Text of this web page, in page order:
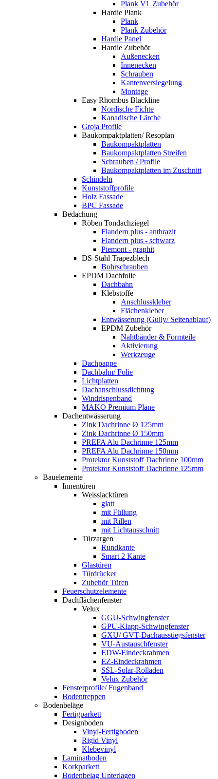
Plank VL Zubehör
Hardie Plank
Plank
Plank Zubehör
Hardie Panel
Hardie Zubehör
Außenecken
Innenecken
Schrauben
Kantenversiegelung
Montage
Easy Rhombus Blackline
Nordische Fichte
Kanadische Lärche
Groja Profile
Baukompaktplatten/ Resoplan
Baukompaktplatten
Baukompaktplatten Streifen
Schrauben / Profile
Baukompaktplatten im Zuschnitt
Schindeln
Kunststoffprofile
Holz Fassade
BPC Fassade
Bedachung
Röben Tondachziegel
Flandern plus - anthrazit
Flandern plus - schwarz
Piemont - graphit
DS-Stahl Trapezblech
Bohrschrauben
EPDM Dachfolie
Dachbahn
Klebstoffe
Anschlusskleber
Flächenkleber
Entwässerung (Gully/ Seitenablauf)
EPDM Zubehör
Nahtbänder & Formteile
Aktivierung
Werkzeuge
Dachpappe
Dachbahn/ Folie
Lichtplatten
Dachanschlussdichtung
Windrispenband
MAKO Premium Plane
Dachentwässerung
Zink Dachrinne Ø 125mm
Zink Dachrinne Ø 150mm
PREFA Alu Dachrinne 125mm
PREFA Alu Dachrinne 150mm
Protektor Kunststoff Dachrinne 100mm
Protektor Kunststoff Dachrinne 125mm
Bauelemente
Innentüren
Weisslacktüren
glatt
mit Füllung
mit Rillen
mit Lichtausschnitt
Türzargen
Rundkante
Smart 2 Kante
Glastüren
Türdrücker
Zubehör Türen
Feuerschutzelemente
Dachflächenfenster
Velux
GGU-Schwingfenster
GPU-Klapp-Schwingfenster
GXU/ GVT-Dachausstiegsfenster
VU-Austauschfenster
EDW-Eindeckrahmen
EZ-Eindeckrahmen
SSL-Solar-Rolladen
Velux Zubehör
Fensterprofile/ Fugenband
Bodentreppen
Bodenbeläge
Fertigparkett
Designboden
Vinyl-Fertigboden
Rigid Vinyl
Klebevinyl
Laminatboden
Korkparkett
Bodenbelag Unterlagen